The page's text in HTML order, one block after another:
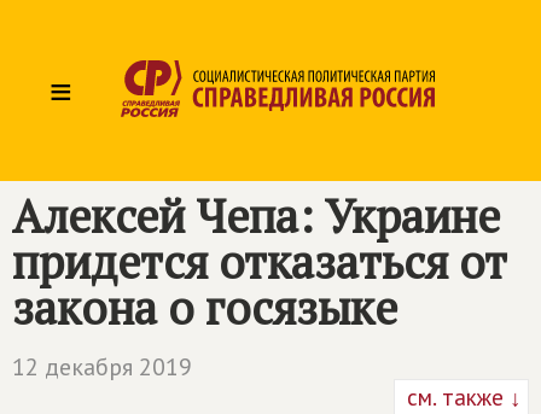
≡
Алексей Чепа: Украине
придется отказаться от
закона о госязыке
12 декабря 2019
см. также ↓